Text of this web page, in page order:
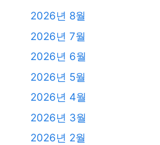
2026년 8월
2026년 7월
2026년 6월
2026년 5월
2026년 4월
2026년 3월
2026년 2월